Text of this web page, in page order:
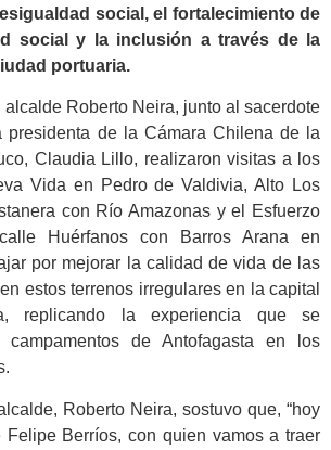
social, el fortalecimiento de
social y la inclusión a través de la
portuaria.
alcalde Roberto Neira, junto al sacerdote
presidenta de la Cámara Chilena de la
Claudia Lillo, realizaron visitas a los
Vida en Pedro de Valdivia, Alto Los
con Río Amazonas y el Esfuerzo
Huérfanos con Barros Arana en
por mejorar la calidad de vida de las
estos terrenos irregulares en la capital
replicando la experiencia que se
de Antofagasta en los
Roberto Neira, sostuvo que, “hoy
Felipe Berríos, con quien vamos a traer